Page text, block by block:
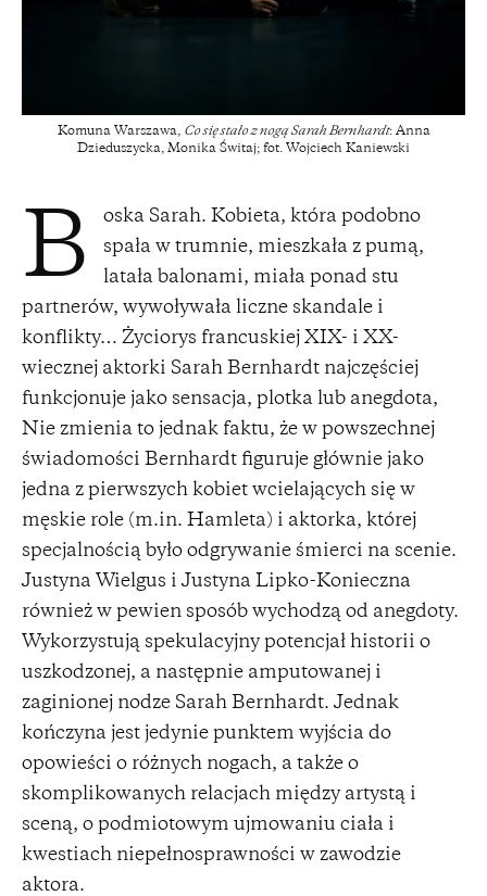
Komuna Warszawa, Co się stało z nogą Sarah Bernhardt: Anna
Dzieduszycka, Monika Świtaj; fot. Wojciech Kaniewski
B
oska Sarah. Kobieta, która podobno
spała w trumnie, mieszkała z pumą,
latała balonami, miała ponad stu
partnerów, wywoływała liczne skandale i
konflikty… Życiorys francuskiej XIX- i XX-
wiecznej aktorki Sarah Bernhardt najczęściej
funkcjonuje jako sensacja, plotka lub anegdota,
Nie zmienia to jednak faktu, że w powszechnej
świadomości Bernhardt figuruje głównie jako
jedna z pierwszych kobiet wcielających się w
męskie role (m.in. Hamleta) i aktorka, której
specjalnością było odgrywanie śmierci na scenie.
Justyna Wielgus i Justyna Lipko-Konieczna
również w pewien sposób wychodzą od anegdoty.
Wykorzystują spekulacyjny potencjał historii o
uszkodzonej, a następnie amputowanej i
zaginionej nodze Sarah Bernhardt. Jednak
kończyna jest jedynie punktem wyjścia do
opowieści o różnych nogach, a także o
skomplikowanych relacjach między artystą i
sceną, o podmiotowym ujmowaniu ciała i
kwestiach niepełnosprawności w zawodzie
aktora.